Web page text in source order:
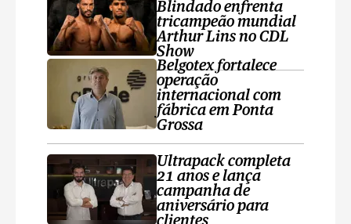
Blindado enfrenta
tricampeão mundial
Arthur Lins no CDL
Show
Belgotex fortalece
operação
internacional com
fábrica em Ponta
Grossa
Ultrapack completa
21 anos e lança
campanha de
aniversário para